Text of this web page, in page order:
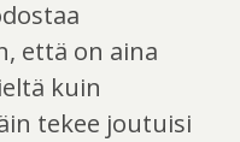
että on aina
kuin
tekee joutuisi